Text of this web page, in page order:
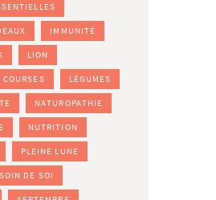
IMMUNITÉ
LION
LÉGUMES
NATUROPATHIE
NUTRITION
PLEINE LUNE
DE SOI